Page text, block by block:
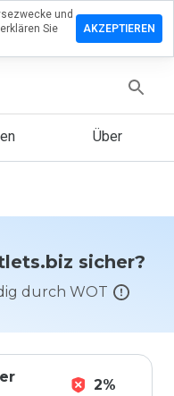
Über
sicher?
durch WOT
2%
und
Sie
AKZEPTIEREN